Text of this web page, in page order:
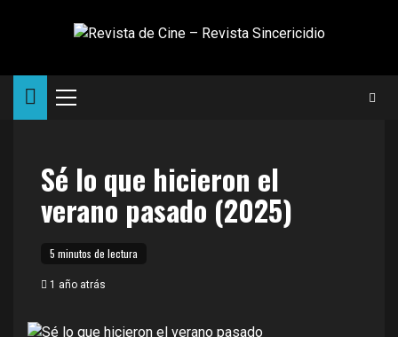
Menú
Sé lo que hicieron el
verano pasado (2025)
5 minutos de lectura
1 año atrás